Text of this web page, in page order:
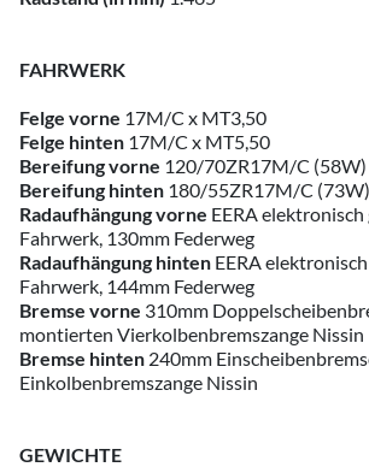
FAHRWERK
Felge vorne 17M/C x MT3,50
Felge hinten 17M/C x MT5,50
Bereifung vorne 120/70ZR17M/C (58W)
Bereifung hinten 180/55ZR17M/C (73W)
Radaufhängung vorne EERA
Fahrwerk, 130mm Federweg
Radaufhängung hinten EERA
Fahrwerk, 144mm Federweg
Bremse vorne 310mm
montierten Vierkolbenbremszange Nissin
Bremse hinten 240mm
Einkolbenbremszange Nissin
GEWICHTE